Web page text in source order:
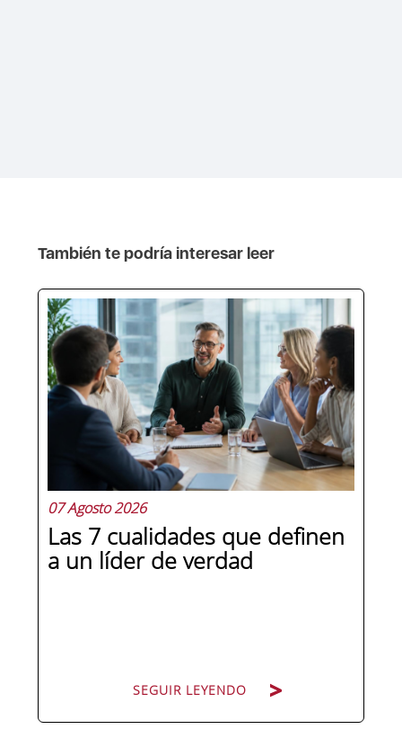
También te podría interesar leer
07 Agosto 2026
Las 7 cualidades que definen
a un líder de verdad
SEGUIR LEYENDO